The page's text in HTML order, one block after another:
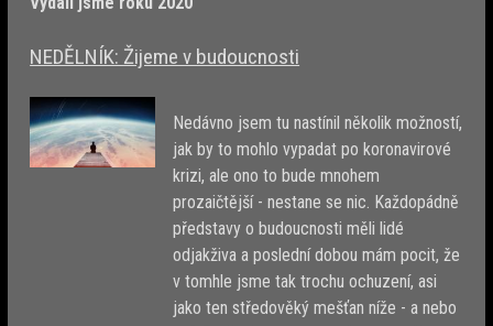
NEDĚLNÍK: Žijeme v budoucnosti
Nedávno jsem tu nastínil několik možností,
jak by to mohlo vypadat po koronavirové
krizi, ale ono to bude mnohem
prozaičtější - nestane se nic. Každopádně
představy o budoucnosti měli lidé
odjakživa a poslední dobou mám pocit, že
v tomhle jsme tak trochu ochuzení, asi
jako ten středověký mešťan níže - a nebo